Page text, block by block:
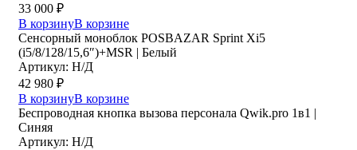
33 000 ₽
В корзинуВ корзине
Сенсорный моноблок POSBAZAR Sprint Хi5
(i5/8/128/15,6″)+MSR | Белый
Артикул: Н/Д
42 980 ₽
В корзинуВ корзине
Беспроводная кнопка вызова персонала Qwik.pro 1в1 |
Cиняя
Артикул: Н/Д